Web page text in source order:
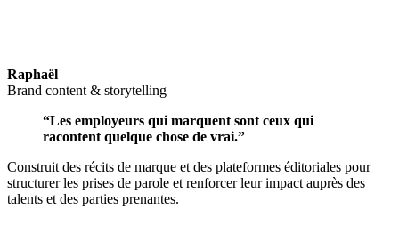
Raphaël
Brand content & storytelling
“Les employeurs qui marquent sont ceux qui
racontent quelque chose de vrai.”
Construit des récits de marque et des plateformes éditoriales pour
structurer les prises de parole et renforcer leur impact auprès des
talents et des parties prenantes.